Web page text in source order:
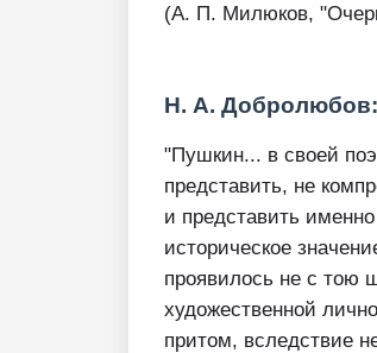
(А. П. Милюков,
Н. А. Добролюбов:
"Пушкин... в своей
представить, не
и представить
историческое
проявилось не с тою
художественной
притом, вследствие